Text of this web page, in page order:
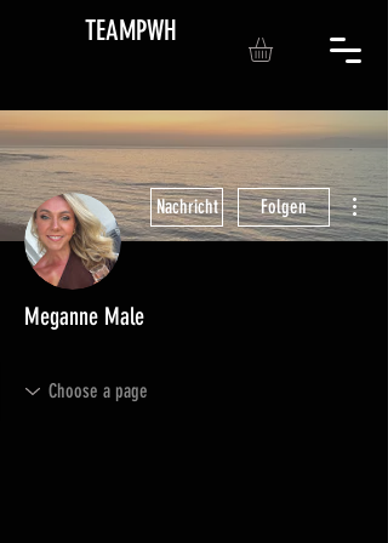
TEAMPWH
Nachricht Folgen
Meganne Male